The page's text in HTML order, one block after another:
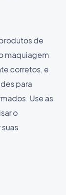
de
maquiagem
corretos, e
para
Use as
o